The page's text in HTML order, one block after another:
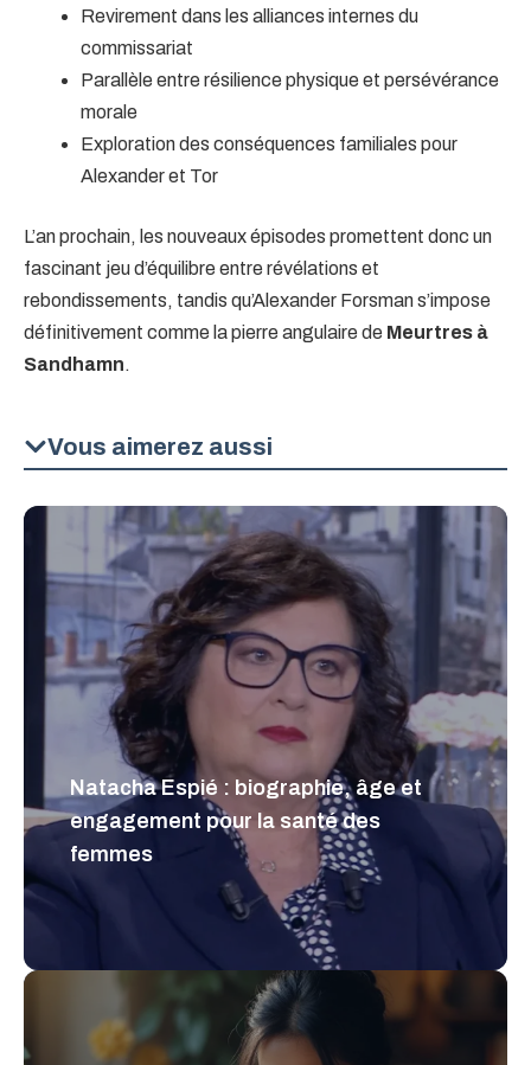
Revirement dans les alliances internes du
commissariat
Parallèle entre résilience physique et persévérance
morale
Exploration des conséquences familiales pour
Alexander et Tor
L’an prochain, les nouveaux épisodes promettent donc un
fascinant jeu d’équilibre entre révélations et
rebondissements, tandis qu’Alexander Forsman s’impose
définitivement comme la pierre angulaire de Meurtres à
Sandhamn.
Vous aimerez aussi
Natacha Espié : biographie, âge et
engagement pour la santé des
femmes